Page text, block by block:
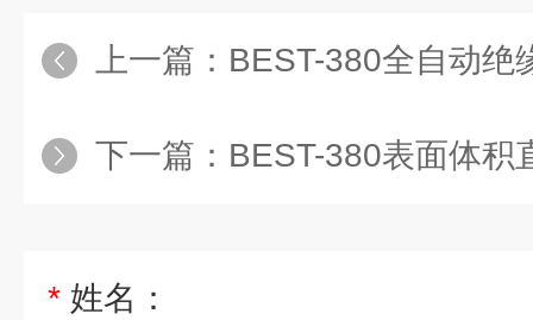
上一篇： BEST-380全自动绝
下一篇： BEST-380表面体积
* 姓名：